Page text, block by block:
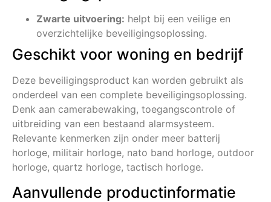
Zwarte uitvoering: helpt bij een veilige en
overzichtelijke beveiligingsoplossing.
Geschikt voor woning en bedrijf
Deze beveiligingsproduct kan worden gebruikt als
onderdeel van een complete beveiligingsoplossing.
Denk aan camerabewaking, toegangscontrole of
uitbreiding van een bestaand alarmsysteem.
Relevante kenmerken zijn onder meer batterij
horloge, militair horloge, nato band horloge, outdoor
horloge, quartz horloge, tactisch horloge.
Aanvullende productinformatie